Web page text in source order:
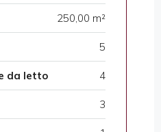
250,00 m²
5
da letto 4
3